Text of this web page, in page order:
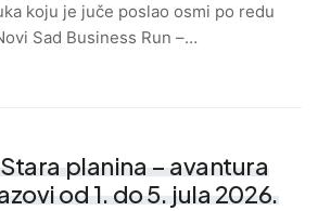
koju je juče poslao osmi po redu
Sad Business Run –…
Stara planina – avantura
od 1. do 5. jula 2026.